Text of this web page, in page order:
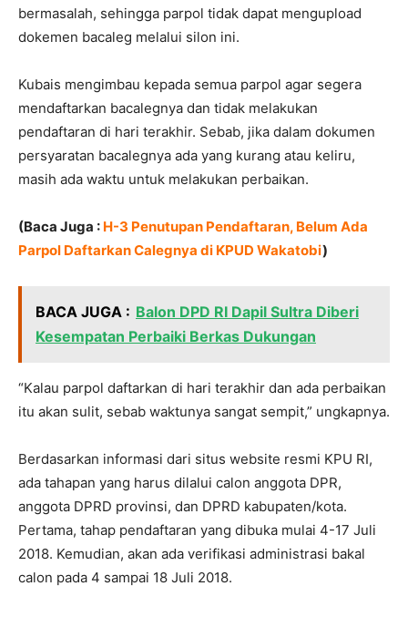
bermasalah, sehingga parpol tidak dapat mengupload
dokemen bacaleg melalui silon ini.
Kubais mengimbau kepada semua parpol agar segera
mendaftarkan bacalegnya dan tidak melakukan
pendaftaran di hari terakhir. Sebab, jika dalam dokumen
persyaratan bacalegnya ada yang kurang atau keliru,
masih ada waktu untuk melakukan perbaikan.
(Baca Juga : H-3 Penutupan Pendaftaran, Belum Ada
Parpol Daftarkan Calegnya di KPUD Wakatobi)
BACA JUGA : Balon DPD RI Dapil Sultra Diberi
Kesempatan Perbaiki Berkas Dukungan
“Kalau parpol daftarkan di hari terakhir dan ada perbaikan
itu akan sulit, sebab waktunya sangat sempit,” ungkapnya.
Berdasarkan informasi dari situs website resmi KPU RI,
ada tahapan yang harus dilalui calon anggota DPR,
anggota DPRD provinsi, dan DPRD kabupaten/kota.
Pertama, tahap pendaftaran yang dibuka mulai 4-17 Juli
2018. Kemudian, akan ada verifikasi administrasi bakal
calon pada 4 sampai 18 Juli 2018.